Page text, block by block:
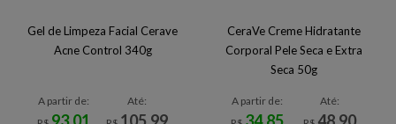
Gel de Limpeza Facial Cerave
Acne Control 340g
A partir de:
Até:
CeraVe Creme Hidratante
Corporal Pele Seca e Extra
Seca 50g
A partir de:
Até: